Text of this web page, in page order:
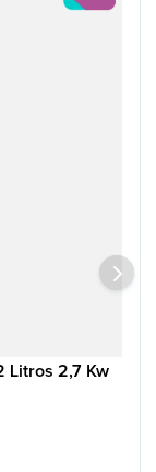
Litros 2,7 Kw